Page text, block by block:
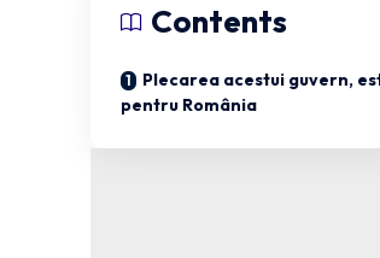
Contents
Plecarea acestui guvern,
pentru România